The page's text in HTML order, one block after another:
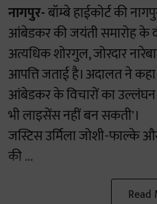
नागपुर-बॉम्बे हाईकोर्ट की
आंबेडकर की जयंती समारोह के
अत्यधिक शोरगुल, जोरदार
आपत्ति जताई है। अदालत ने
आंबेडकर के विचारों का उल्लंघन
भी लाइसेंस नहीं बन सकती'।
जस्टिस उर्मिला जोशी-फाल्के
की ...
Read